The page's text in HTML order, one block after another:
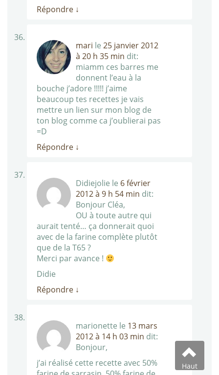
Répondre ↓
mari le 25 janvier 2012
à 20 h 35 min dit:
miamm ces barres me
donnent l’eau à la
bouche j’adore !!!!! j’aime
beaucoup tes recettes je vais
mettre un lien sur mon blog de
ton blog comme ca j’oublierai pas
=D
Répondre ↓
Didiejolie le 6 février
2012 à 9 h 54 min dit:
Bonjour Cléa,
OU à toute autre qui
aurait tenté… ça donnerait quoi
avec de la farine complète plutôt
que de la T65 ?
Merci par avance !
Didie
Répondre ↓
marionette le 13 mars
2012 à 14 h 03 min dit:
Bonjour,
j’ai réalisé cette recette avec 50%
Haut